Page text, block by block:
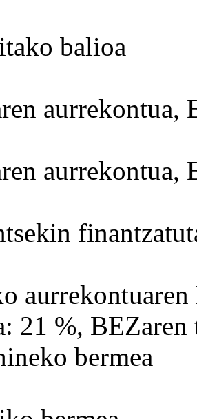
balioa
aurrekontua,
aurrekontua,
21 %, BEZaren
bermea